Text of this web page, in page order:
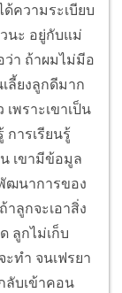
ด้ความระเบียบ
นะ อยู่กับแม่
ว่า ถ้าผมไม่มีอ
ลี้ยงลูกดีมาก
พราะเขาเป็น
การเรียนรู้
เขามีข้อมูล
ฒนาการของ
าลูกจะเอาสิ่ง
ลูกไม่เก็บ
ะทำ จนเฟรยา
ลับเข้าคอน